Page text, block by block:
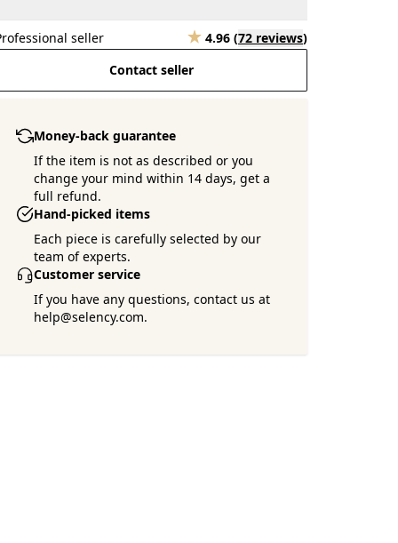
seller 4.96 (72 reviews)
Contact seller
Money-back guarantee
If the item is not as described or you
change your mind within 14 days, get a
full refund.
Hand-picked items
Each piece is carefully selected by our
team of experts.
Customer service
If you have any questions, contact us at
help@selency.com.